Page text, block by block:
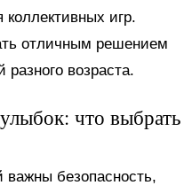
игр.
отличным решением
разного возраста.
что выбрать
безопасность,